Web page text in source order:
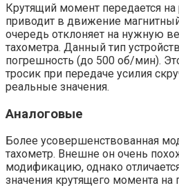
Крутящий момент передается
приводит в движение
очередь отклоняет на нужную
тахометра. Данный тип
погрешность (до 500 об/мин).
тросик при передаче усилия
реальные значения.
Аналоговые
Более усовершенствованная
тахометр. Внешне он очень
модификацию, однако
значения крутящего момента на